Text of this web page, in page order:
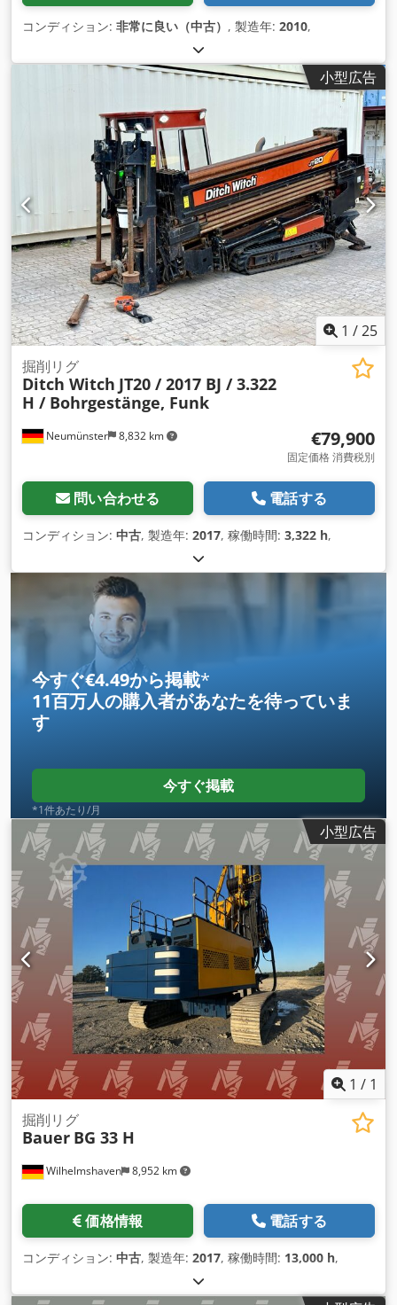
コンディション: 非常に良い（中古） , 製造年: 2010,
小型広告
1 /25
Neumünster 8,832 km
掘削リグ
Ditch Witch JT20 / 2017 BJ / 3.322
H / Bohrgestänge, Funk
€79,900
固定価格 消費税別
問い合わせる 電話する
コンディション: 中古, 製造年: 2017, 稼働時間: 3,322 h,
今すぐ€4.49から掲載*
11百万人の購入者があなたを待っていま
す
今すぐ掲載
*1件あたり/月
小型広告
1 / 1
Wilhelmshaven 8,952 km
掘削リグ
Bauer BG 33 H
価格情報 電話する
コンディション: 中古, 製造年: 2017, 稼働時間: 13,000 h,